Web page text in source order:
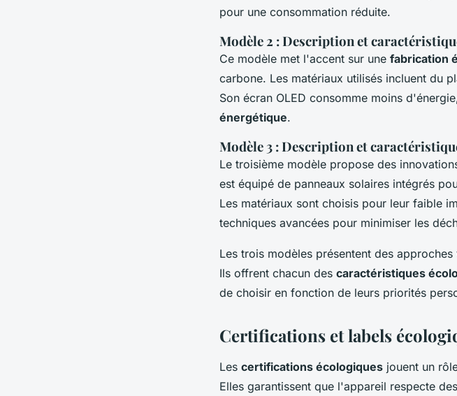
pour une consommation réduite.
Modèle 2 : Description et
Ce modèle met l'accent sur une fabrication
carbone. Les matériaux utilisés incluent du
Son écran OLED consomme moins
énergétique.
Modèle 3 : Description et
Le troisième modèle propose des
est équipé de panneaux solaires intégrés
Les matériaux sont choisis pour leur faible
techniques avancées pour minimiser les
Les trois modèles présentent des
Ils offrent chacun des caractéristiques
de choisir en fonction de leurs priorités
Certifications et labels
Les certifications écologiques jouent un
Elles garantissent que l'appareil respecte